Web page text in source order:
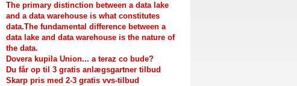
The primary distinction between a data lake
and a data warehouse is what constitutes
data.The fundamental difference between a
data lake and data warehouse is the nature of
the data.
Dovera kupila Union... a teraz co bude?
Du får op til 3 gratis anlægsgartner tilbud
Skarp pris med 2-3 gratis vvs-tilbud